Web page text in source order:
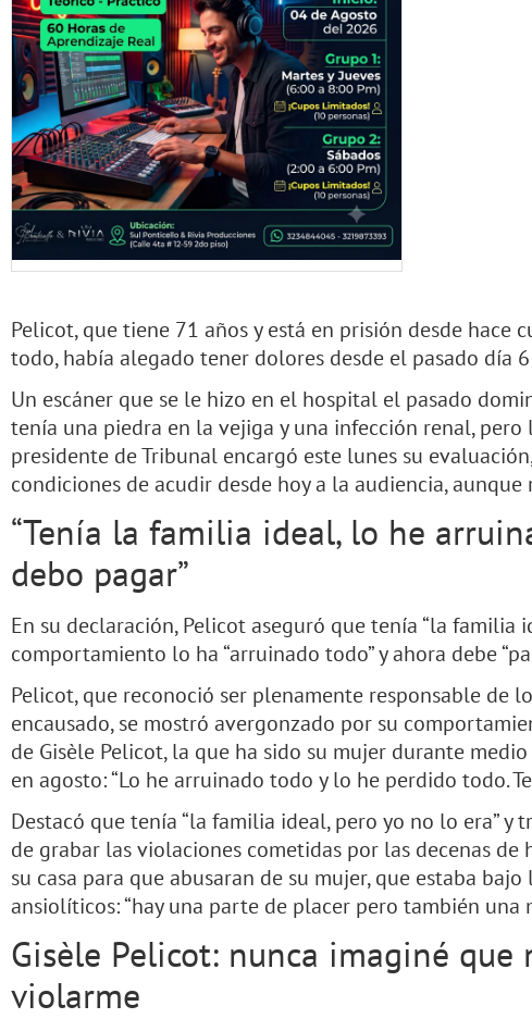
Pelicot, que tiene 71 años y está en prisión desde hace
todo, había alegado tener dolores desde el pasado día
Un escáner que se le hizo en el hospital el pasado
tenía una piedra en la vejiga y una infección renal, pero
presidente de Tribunal encargó este lunes su
condiciones de acudir desde hoy a la audiencia, aunque
“Tenía la familia ideal, lo he
debo pagar”
En su declaración, Pelicot aseguró que tenía “la familia
comportamiento lo ha “arruinado todo” y ahora debe
Pelicot, que reconoció ser plenamente responsable de
encausado, se mostró avergonzado por su
de Gisèle Pelicot, la que ha sido su mujer durante
en agosto: “Lo he arruinado todo y lo he perdido todo.
Destacó que tenía “la familia ideal, pero yo no lo era” y
de grabar las violaciones cometidas por las decenas de
su casa para que abusaran de su mujer, que estaba
ansiolíticos: “hay una parte de placer pero también una
Gisèle Pelicot: nunca imaginé
violarme